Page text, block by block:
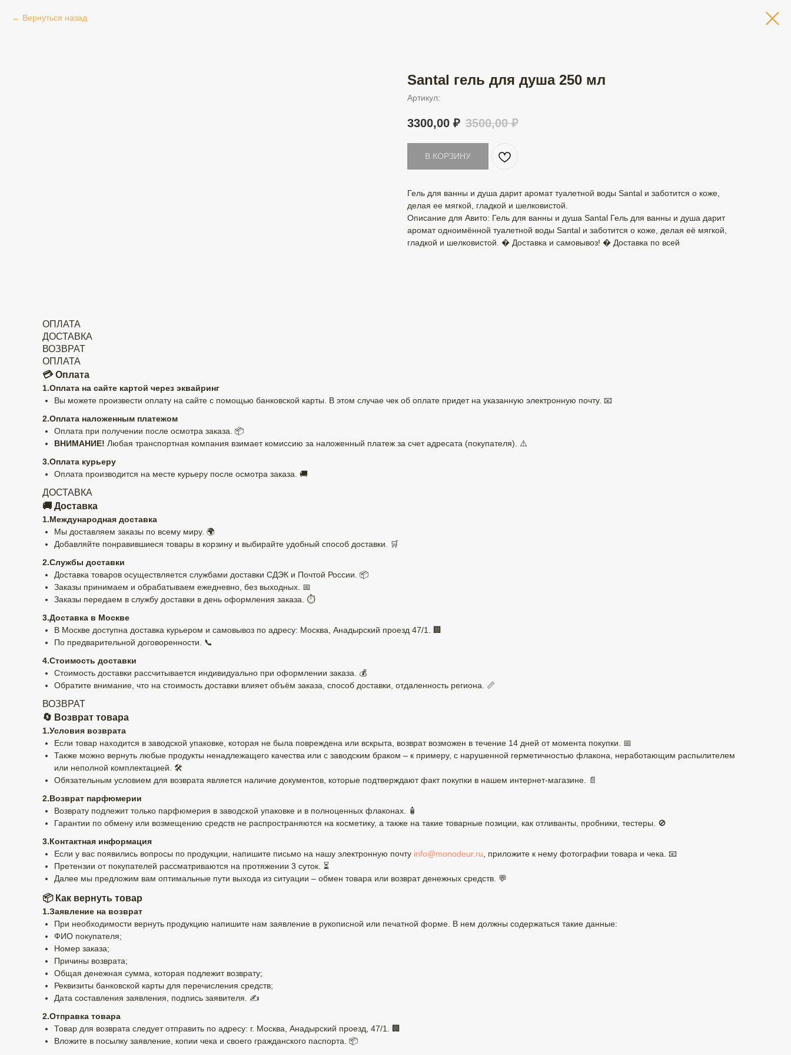
Вернуться назад
Santal гель для душа 250 мл
Артикул:
3300,00 ₽ 3500,00 ₽
В КОРЗИНУ
Гель для ванны и душа дарит аромат туалетной воды Santal и заботится о коже,
делая ее мягкой, гладкой и шелковистой.
Описание для Авито: Гель для ванны и душа Santal Гель для ванны и душа дарит
аромат одноимённой туалетной воды Santal и заботится о коже, делая её мягкой,
гладкой и шелковистой. � Доставка и самовывоз! � Доставка по всей
ОПЛАТА
ДОСТАВКА
ВОЗВРАТ
ОПЛАТА
💳 Оплата
1.Оплата на сайте картой через эквайринг
Вы можете произвести оплату на сайте с помощью банковской карты. В этом случае чек об оплате придет на указанную электронную почту. 📧
2.Оплата наложенным платежом
Оплата при получении после осмотра заказа. 📦
ВНИМАНИЕ! Любая транспортная компания взимает комиссию за наложенный платеж за счет адресата (покупателя). ⚠️
3.Оплата курьеру
Оплата производится на месте курьеру после осмотра заказа. 🚚
ДОСТАВКА
🚚 Доставка
1.Международная доставка
Мы доставляем заказы по всему миру. 🌍
Добавляйте понравившиеся товары в корзину и выбирайте удобный способ доставки. 🛒
2.Службы доставки
Доставка товаров осуществляется службами доставки СДЭК и Почтой России. 📦
Заказы принимаем и обрабатываем ежедневно, без выходных. 📅
Заказы передаем в службу доставки в день оформления заказа. ⏱️
3.Доставка в Москве
В Москве доступна доставка курьером и самовывоз по адресу: Москва, Анадырский проезд 47/1. 🏢
По предварительной договоренности. 📞
4.Стоимость доставки
Стоимость доставки рассчитывается индивидуально при оформлении заказа. 💰
Обратите внимание, что на стоимость доставки влияет объём заказа, способ доставки, отдаленность региона. 📏
ВОЗВРАТ
🔄 Возврат товара
1.Условия возврата
Если товар находится в заводской упаковке, которая не была повреждена или вскрыта, возврат возможен в течение 14 дней от момента покупки. 📅
Также можно вернуть любые продукты ненадлежащего качества или с заводским браком – к примеру, с нарушенной герметичностью флакона, неработающим распылителем
или неполной комплектацией. 🛠️
Обязательным условием для возврата является наличие документов, которые подтверждают факт покупки в нашем интернет-магазине. 📄
2.Возврат парфюмерии
Возврату подлежит только парфюмерия в заводской упаковке и в полноценных флаконах. 🧴
Гарантии по обмену или возмещению средств не распространяются на косметику, а также на такие товарные позиции, как отливанты, пробники, тестеры. 🚫
3.Контактная информация
Если у вас появились вопросы по продукции, напишите письмо на нашу электронную почту info@monodeur.ru , приложите к нему фотографии товара и чека. 📧
Претензии от покупателей рассматриваются на протяжении 3 суток. ⏳
Далее мы предложим вам оптимальные пути выхода из ситуации – обмен товара или возврат денежных средств. 💬
📦 Как вернуть товар
1.Заявление на возврат
При необходимости вернуть продукцию напишите нам заявление в рукописной или печатной форме. В нем должны содержаться такие данные:
ФИО покупателя;
Номер заказа;
Причины возврата;
Общая денежная сумма, которая подлежит возврату;
Реквизиты банковской карты для перечисления средств;
Дата составления заявления, подпись заявителя. ✍️
2.Отправка товара
Товар для возврата следует отправить по адресу: г. Москва, Анадырский проезд, 47/1. 🏢
Вложите в посылку заявление, копии чека и своего гражданского паспорта. 📦